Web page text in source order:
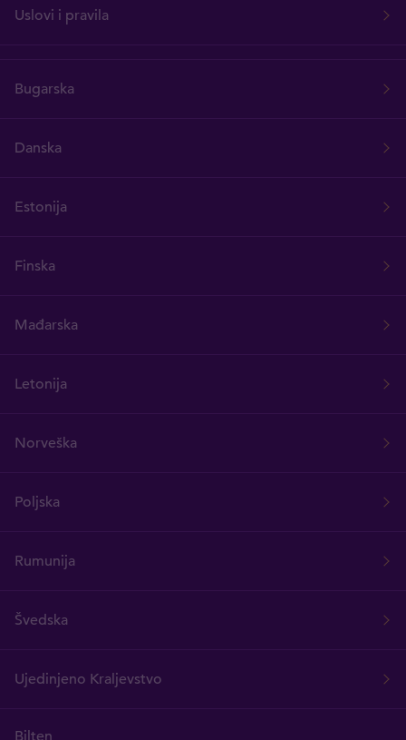
Uslovi i pravila
Bugarska
Danska
Estonija
Finska
Mađarska
Letonija
Norveška
Poljska
Rumunija
Švedska
Ujedinjeno Kraljevstvo